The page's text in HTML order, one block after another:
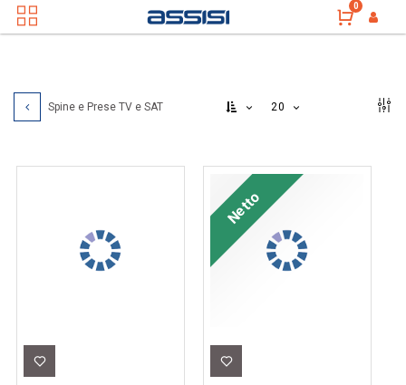
0
Spine e Prese TV e SAT 20
Netto